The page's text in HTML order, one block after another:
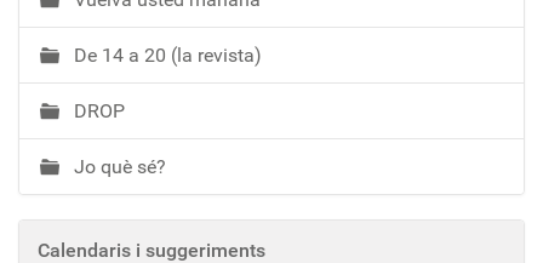
De 14 a 20 (la revista)
DROP
Jo què sé?
Calendaris i suggeriments